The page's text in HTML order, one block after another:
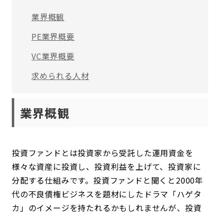
業界概観
PE業界概要
VC業界概要
求められる人材
業界概観
投資ファンドとは投資家から受託した運用資金を
様々な資産に投資し、投資利益を上げて、投資家に
分配する仕組みです。投資ファンドと聞くと2000年
代の不良債権ビジネスを題材にしたドラマ「ハゲタ
カ」のイメージを持たれるかもしれませんが、投資